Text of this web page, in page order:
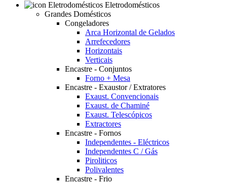
Eletrodomésticos
Grandes Domésticos
Congeladores
Arca Horizontal de Gelados
Arrefecedores
Horizontais
Verticais
Encastre - Conjuntos
Forno + Mesa
Encastre - Exaustor / Extratores
Exaust. Convencionais
Exaust. de Chaminé
Exaust. Telescópicos
Extractores
Encastre - Fornos
Independentes - Eléctricos
Independentes C / Gás
Piroliticos
Polivalentes
Encastre - Frio